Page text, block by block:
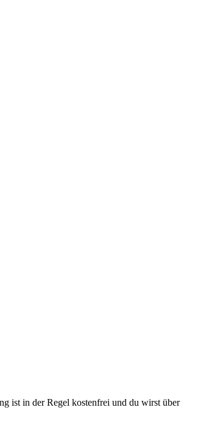
ist in der Regel kostenfrei und du wirst über